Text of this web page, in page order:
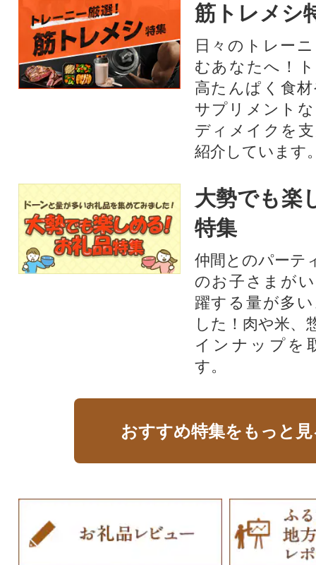
筋トレメシ
日々のトレー
むあなたへ！
高たんぱく食
サプリメント
ディメイクを
紹介しています
大勢でも楽
特集
仲間とのパーテ
のお子さまが
躍する量が多
した！肉や米、
インナップを
す。
おすすめ特集をもっと